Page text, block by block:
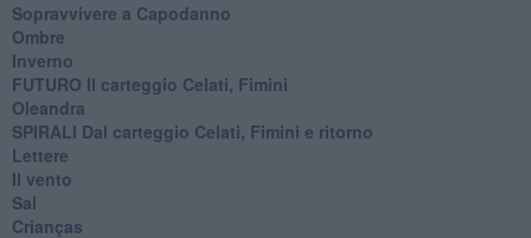
Sopravvivere a Capodanno
Ombre
Inverno
FUTURO Il carteggio Celati, Fimini
Oleandra
SPIRALI Dal carteggio Celati, Fimini e ritorno
Lettere
Il vento
Sal
Crianças